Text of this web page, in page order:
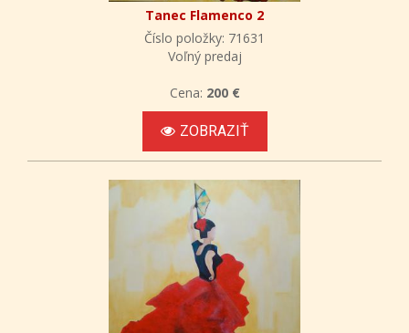
Tanec Flamenco 2
Číslo položky: 71631
Voľný predaj
Cena: 200 €
ZOBRAZIŤ